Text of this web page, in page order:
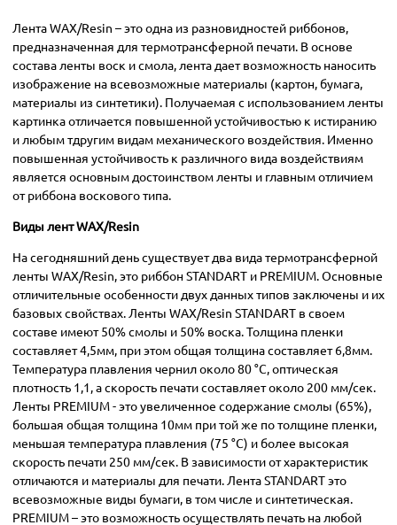
Лента WAX/Resin – это одна из разновидностей риббонов,
предназначенная для термотрансферной печати. В основе
состава ленты воск и смола, лента дает возможность наносить
изображение на всевозможные материалы (картон, бумага,
материалы из синтетики). Получаемая с использованием ленты
картинка отличается повышенной устойчивостью к истиранию
и любым тдругим видам механического воздействия. Именно
повышенная устойчивость к различного вида воздействиям
является основным достоинством ленты и главным отличием
от риббона воскового типа.
Виды лент WAX/Resin
На сегодняшний день существует два вида термотрансферной
ленты WAX/Resin, это риббон STANDART и PREMIUM. Основные
отличительные особенности двух данных типов заключены и их
базовых свойствах. Ленты WAX/Resin STANDART в своем
составе имеют 50% смолы и 50% воска. Толщина пленки
составляет 4,5мм, при этом общая толщина составляет 6,8мм.
Температура плавления чернил около 80 °C, оптическая
плотность 1,1, а скорость печати составляет около 200 мм/сек.
Ленты PREMIUM - это увеличенное содержание смолы (65%),
большая общая толщина 10мм при той же по толщине пленки,
меньшая температура плавления (75 °C) и более высокая
скорость печати 250 мм/сек. В зависимости от характеристик
отличаются и материалы для печати. Лента STANDART это
всевозможные виды бумаги, в том числе и синтетическая.
PREMIUM – это возможность осуществлять печать на любой